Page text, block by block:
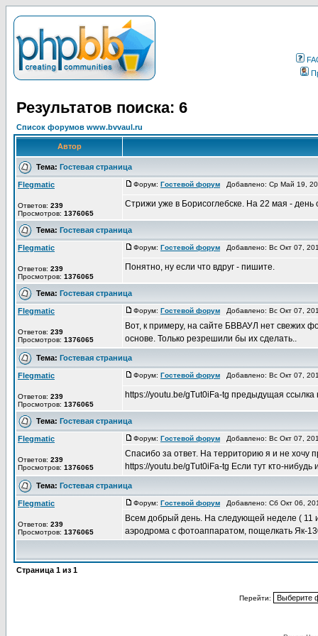
Результатов поиска: 6
Список форумов www.bvvaul.ru
Автор
Тема: Гостевая страница
Flegmatic
Ответов: 239
Просмотров: 1376065
Форум: Гостевой форум Добавлено: Ср Май 19,
Стрижи уже в Борисоглебске. На 22 мая - день
Тема: Гостевая страница
Flegmatic
Ответов: 239
Просмотров: 1376065
Форум: Гостевой форум Добавлено: Вс Окт 07,
Понятно, ну если что вдруг - пишите.
Тема: Гостевая страница
Flegmatic
Ответов: 239
Просмотров: 1376065
Форум: Гостевой форум Добавлено: Вс Окт 07,
Вот, к примеру, на сайте БВВАУЛ нет свежих
основе. Только резрешили бы их сделать..
Тема: Гостевая страница
Flegmatic
Ответов: 239
Просмотров: 1376065
Форум: Гостевой форум Добавлено: Вс Окт 07,
https://youtu.be/gTut0iFa-tg предыдущая ссылка
Тема: Гостевая страница
Flegmatic
Ответов: 239
Просмотров: 1376065
Форум: Гостевой форум Добавлено: Вс Окт 07,
Спасибо за ответ. На территорию я и не хочу
https://youtu.be/gTut0iFa-tg Если тут кто-
Тема: Гостевая страница
Flegmatic
Ответов: 239
Просмотров: 1376065
Форум: Гостевой форум Добавлено: Сб Окт 06,
Всем добрый день. На следующей неделе ( 11
аэродрома с фотоаппаратом, пощелкать Як-
Страница 1 из 1
Перейти: